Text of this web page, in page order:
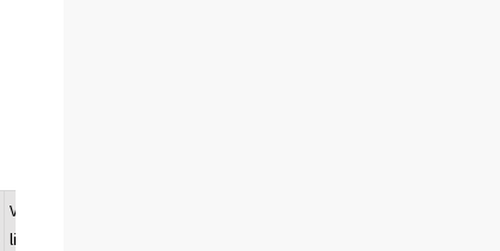
Väestön-
lisäys